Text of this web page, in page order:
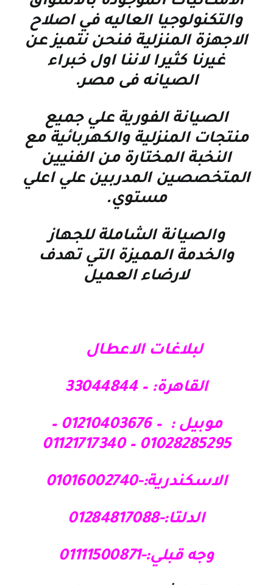
والتكنولوجيا العاليه في اصلاح
الاجهزة المنزلية فنحن نتميز عن
غيرنا كثيرا لاننا اول خبراء
الصيانه فى مصر.
الصيانة الفورية علي جميع
منتجات المنزلية والكهربائية مع
النخبة المختارة من الفنيين
المتخصصين المدربين علي اعلي
مستوي.
والصيانة الشاملة للجهاز
والخدمة المميزة التي تهدف
لارضاء العميل
لبلاغات الاعطال
القاهرة: – 33044844
موبيل : – 01210403676 –
01028285295 – 01121717340
الاسكندرية:-01016002740
الدلتا:-01284817088
وجه قبلي:-01111500871